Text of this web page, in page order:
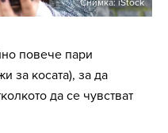
Снимка: iStock
повече пари
за косата), за да
да се чувстват